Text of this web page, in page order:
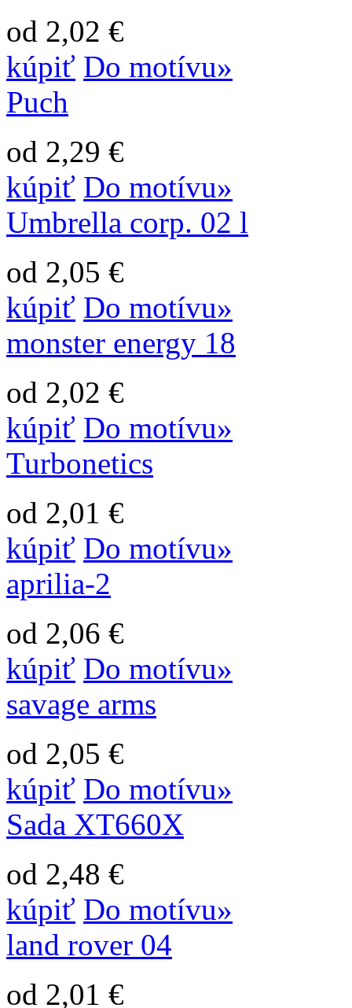
od 2,02 €
kúpiť Do motívu»
Puch
od 2,29 €
kúpiť Do motívu»
Umbrella corp. 02 l
od 2,05 €
kúpiť Do motívu»
monster energy 18
od 2,02 €
kúpiť Do motívu»
Turbonetics
od 2,01 €
kúpiť Do motívu»
aprilia-2
od 2,06 €
kúpiť Do motívu»
savage arms
od 2,05 €
kúpiť Do motívu»
Sada XT660X
od 2,48 €
kúpiť Do motívu»
land rover 04
od 2,01 €